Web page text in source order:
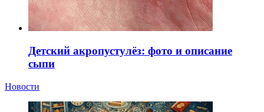
Детский акропустулёз: фото и описание
сыпи
Новости